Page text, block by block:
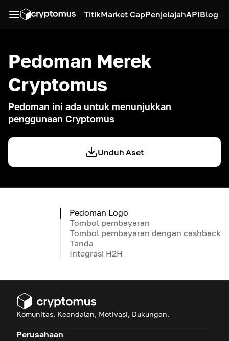
TitikMarket CapPenjelajahAPIBlog
Pedoman Merek
Cryptomus
Pedoman ini ada untuk menunjukkan
penggunaan Cryptomus
Unduh Aset
Pedoman Logo
Tombol pembayaran
Tombol pembayaran dengan cashback
Tanda
Integrasi H2H
Komunitas, Keandalan, Motivasi, Dukungan.
Perusahaan